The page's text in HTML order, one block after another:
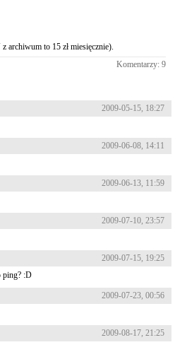
archiwum to 15 zł miesięcznie).
Komentarzy: 9
2009-05-15, 18:27
2009-06-08, 14:11
2009-06-13, 11:59
2009-07-10, 23:57
2009-07-15, 19:25
ping? :D
2009-07-23, 00:56
2009-08-17, 21:25